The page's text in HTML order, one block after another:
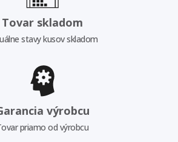
Tovar skladom
stavy kusov skladom
výrobcu
priamo od výrobcu